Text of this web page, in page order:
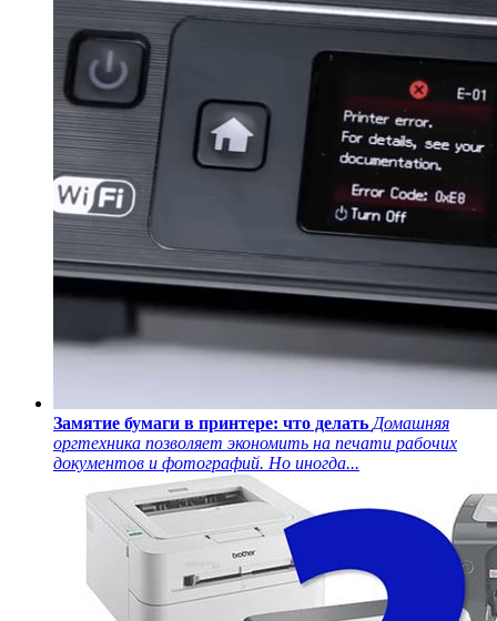
Замятие бумаги в принтере: что делать Домашняя
оргтехника позволяет экономить на печати рабочих
документов и фотографий. Но иногда...